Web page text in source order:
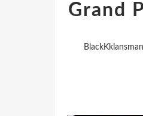
Grand
BlackKklansman